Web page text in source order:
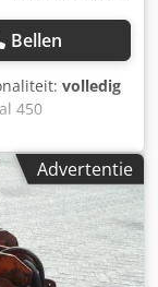
Bellen
volledig
450
150
worden in
Kwaliteit en
(veilige
open,
overlap, UV-
Afmeting:
Advertentie